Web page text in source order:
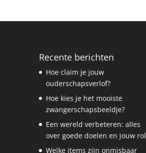
Recente berichten
Hoe claim je jouw
ouderschapsverlof?
Hoe kies je het mooiste
zwangerschapsbeeldje?
Een wereld verbeteren: alles
over goede doelen en jouw rol
Welke items zijn onmisbaar